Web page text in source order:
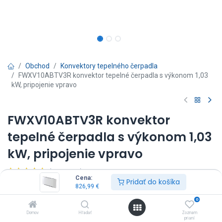
Cena:
826,99 € Pridať do košíka
Domov Hľadať
0
Zoznam
prianí
Obchod
Konvektory tepelného čerpadla
FWXV10ABTV3R konvektor tepelné čerpadla s výkonom 1,03
kW, pripojenie vpravo
FWXV10ABTV3R konvektor
tepelné čerpadla s výkonom 1,03
kW, pripojenie vpravo
(0 recenzia)
FWXV10ABTV3R - Daikin Altherma HPC
Ovládač nie je súčasťou dodávky, je potrebné ho objednať zvlášť.
826,99 Vrátane DPH